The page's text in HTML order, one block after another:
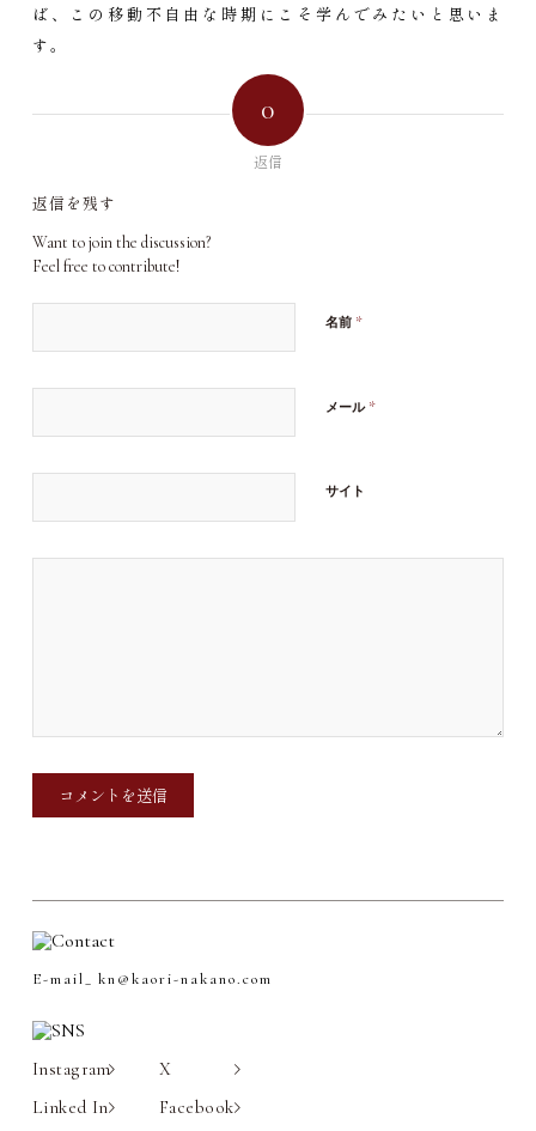
ば、この移動不自由な時期にこそ学んでみたいと思いま
す。
0
返信
返信を残す
Want to join the discussion?
Feel free to contribute!
名前 *
メール *
サイト
E-mail_kn@kaori-nakano.com
Instagram
X
Linked In
Facebook